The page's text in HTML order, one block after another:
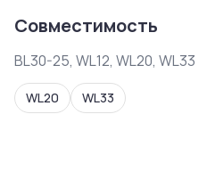
Совместимость
BL30-25, WL12, WL20, WL33
WL20 WL33